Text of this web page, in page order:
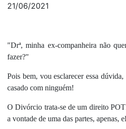
21/06/2021
"Drª, minha ex-companheira não
fazer?"
Pois bem, vou esclarecer essa
casado com ninguém!
O Divórcio trata-se de um direito
a vontade de uma das partes, apenas,